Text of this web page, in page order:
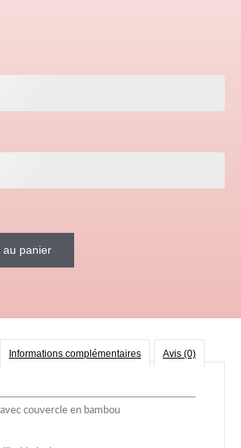
en verre "Stitch vacance"
au panier
Informations complémentaires Avis (0)
couvercle en bambou